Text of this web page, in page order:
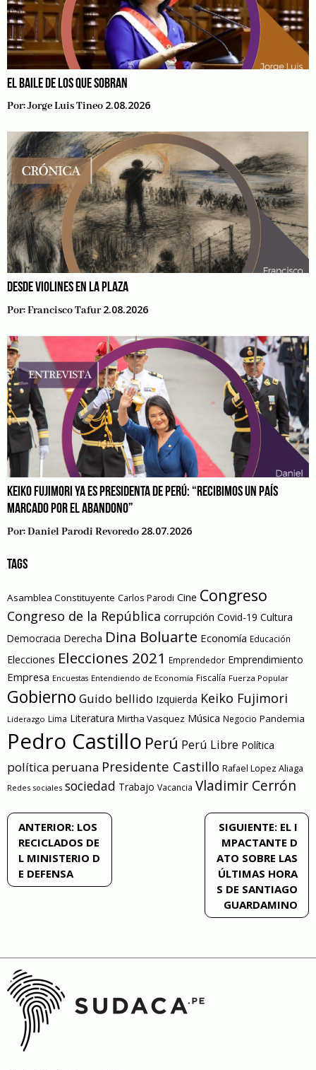
EL BAILE DE LOS QUE SOBRAN
Por:Jorge Luis Tineo 2.08.2026
DESDE VIOLINES EN LA PLAZA
Por:Francisco Tafur 2.08.2026
KEIKO FUJIMORI YA ES PRESIDENTA DE PERÚ: “RECIBIMOS UN PAÍS
MARCADO POR EL ABANDONO”
Por:Daniel Parodi Revoredo 28.07.2026
TAGS
Asamblea Constituyente Carlos Parodi Cine Congreso
Congreso de la República corrupción Covid-19 Cultura
Democracia Derecha Dina Boluarte Economía Educación
Elecciones Elecciones 2021 Emprendedor Emprendimiento
Empresa Encuestas Entendiendo de Economía Fiscalía Fuerza Popular
Gobierno Guido bellido Izquierda Keiko Fujimori
Liderazgo Lima Literatura Mirtha Vasquez Música Negocio Pandemia
Pedro Castillo Perú Perú Libre Política
política peruana Presidente Castillo Rafael Lopez Aliaga
Redes sociales sociedad Trabajo Vacancia Vladimir Cerrón
Navegación
de
entradas
ANTERIOR: LOS
RECICLADOS DE
L MINISTERIO D
E DEFENSA
SIGUIENTE: EL I
MPACTANTE D
ATO SOBRE LAS
ÚLTIMAS HORA
S DE SANTIAGO
GUARDAMINO